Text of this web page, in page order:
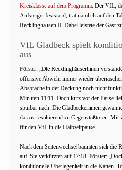
Kreisklasse auf dem Programm . Der VfL,
Aufsteiger feststand, traf nämlich auf den
Recklinghausen II. Dabei leistete der Gast
VfL Gladbeck spielt
aus
Förster: „Die Recklinghäuserinnen
offensive Abwehr immer wieder
Absprache in der Deckung noch nicht
Minuten 11:11. Doch kurz vor der Pause
spürbar nach. Die Gladbeckerinnen
daraus resultierend zu Gegenstoßtoren.
für den VfL in die Halbzeitpause.
Nach dem Seitenwechsel bäumten sich die
auf. Sie verkürzten auf 17:18. Förster:
konditionelle Überlegenheit in die Karten.